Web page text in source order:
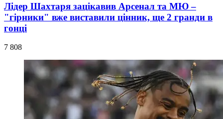
Лідер Шахтаря зацікавив Арсенал та МЮ –
"гірники" вже виставили цінник, ще 2 гранди в
гонці
7 808